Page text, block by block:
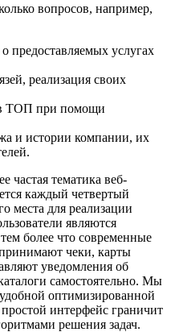
вопросов, например,
предоставляемых услугах
реализация своих
в ТОП при помощи
и истории компании, их
частая тематика веб-
каждый четвертый
места для реализации
являются
более что современные
чеки, карты
уведомления об
самостоятельно. Мы
оптимизированной
интерфейс граничит
решения задач.